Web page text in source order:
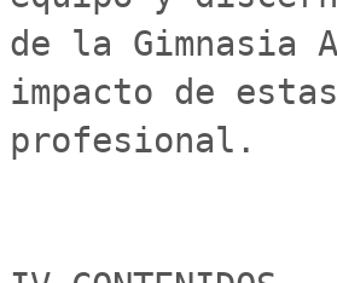
de la Gimnasia
impacto de
profesional.